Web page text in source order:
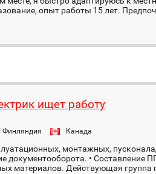
опыт работы 15 лет.
ищет работу
Финляндия Канада
монтажных,
документооборота. • Составление
материалов. Действующая группа